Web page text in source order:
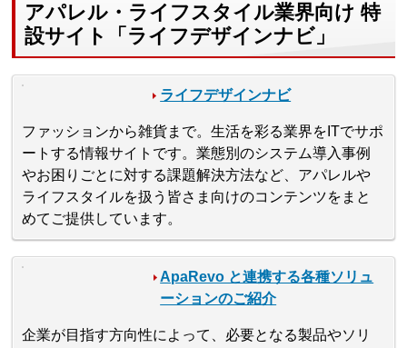
アパレル・ライフスタイル業界向け 特
設サイト「ライフデザインナビ」
ライフデザインナビ
ファッションから雑貨まで。生活を彩る業界をITでサポ
ートする情報サイトです。業態別のシステム導入事例
やお困りごとに対する課題解決方法など、アパレルや
ライフスタイルを扱う皆さま向けのコンテンツをまと
めてご提供しています。
ApaRevo と連携する各種ソリュ
ーションのご紹介
企業が目指す方向性によって、必要となる製品やソリ